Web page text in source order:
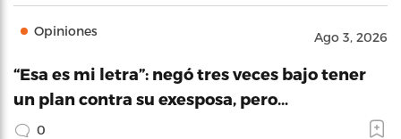
Opiniones Ago 3, 2026
“Esa es mi letra”: negó tres veces bajo tener
un plan contra su exesposa, pero…
0